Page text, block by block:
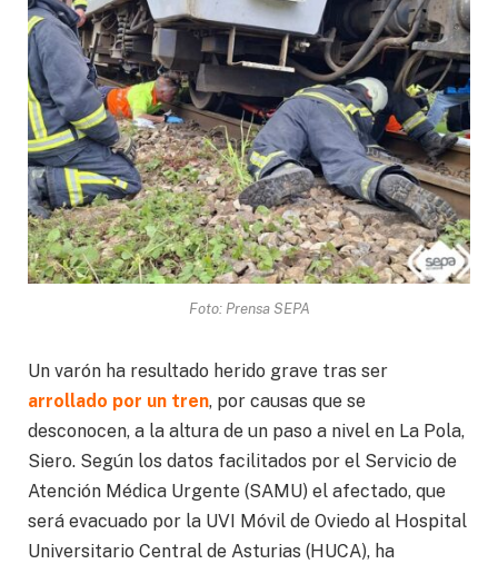
Foto: Prensa SEPA
Un varón ha resultado herido grave tras ser
arrollado por un tren, por causas que se
desconocen, a la altura de un paso a nivel en La Pola,
Siero. Según los datos facilitados por el Servicio de
Atención Médica Urgente (SAMU) el afectado, que
será evacuado por la UVI Móvil de Oviedo al Hospital
Universitario Central de Asturias (HUCA), ha